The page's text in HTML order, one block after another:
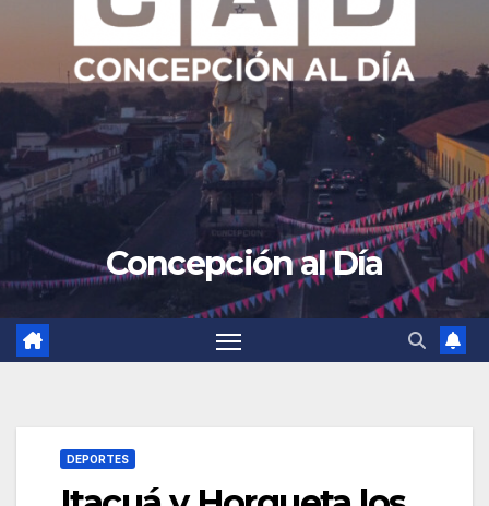
Concepción al Día
DEPORTES